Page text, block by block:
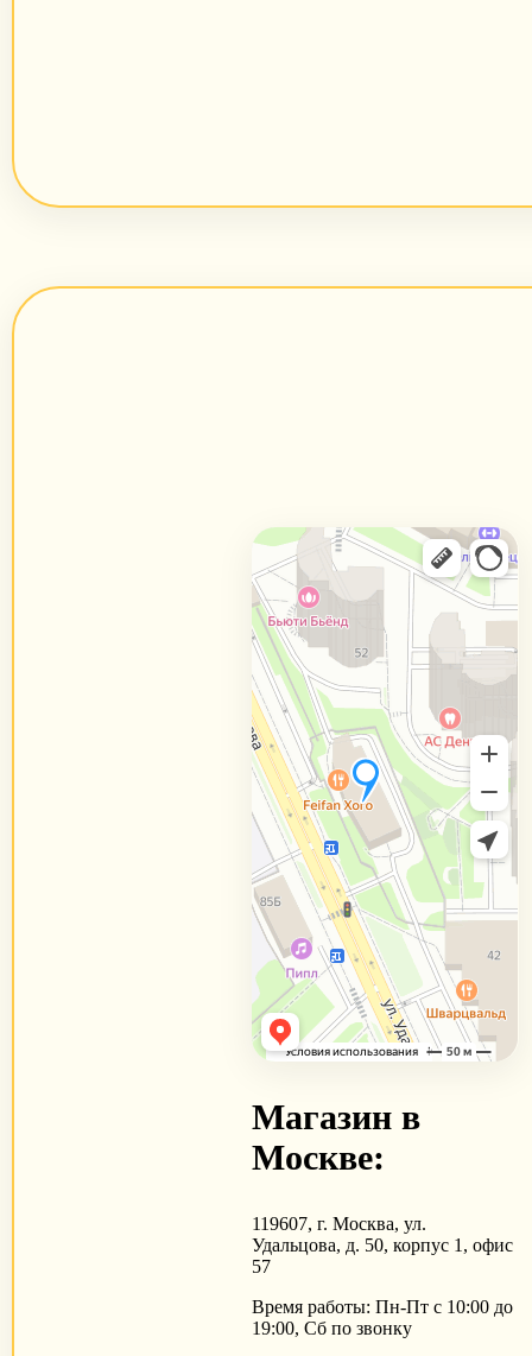
Магазин в
Москве:
119607, г. Москва, ул.
Удальцова, д. 50, корпус 1, офис
57
Время работы: Пн-Пт с 10:00 до
19:00, Сб по звонку